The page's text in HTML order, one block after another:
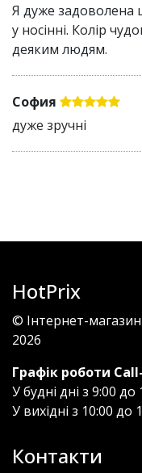
Я дуже задоволена
у носінні. Колір
деяким людям.
София
дуже зручні
HotPrix
© Інтернет-
2026
Графік роботи
У будні дні з 9:00 до
У вихідні з 10:00 до
Контакти